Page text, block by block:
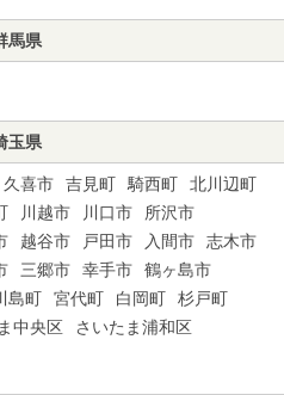
馬県
玉県
久喜市 吉見町 騎西町
北川辺町
川越市 川口市
所沢市
越谷市 戸田市 入間市
志木市
三郷市 幸手市
鶴ヶ島市
島町 宮代町 白岡町
杉戸町
中央区
さいたま浦和区